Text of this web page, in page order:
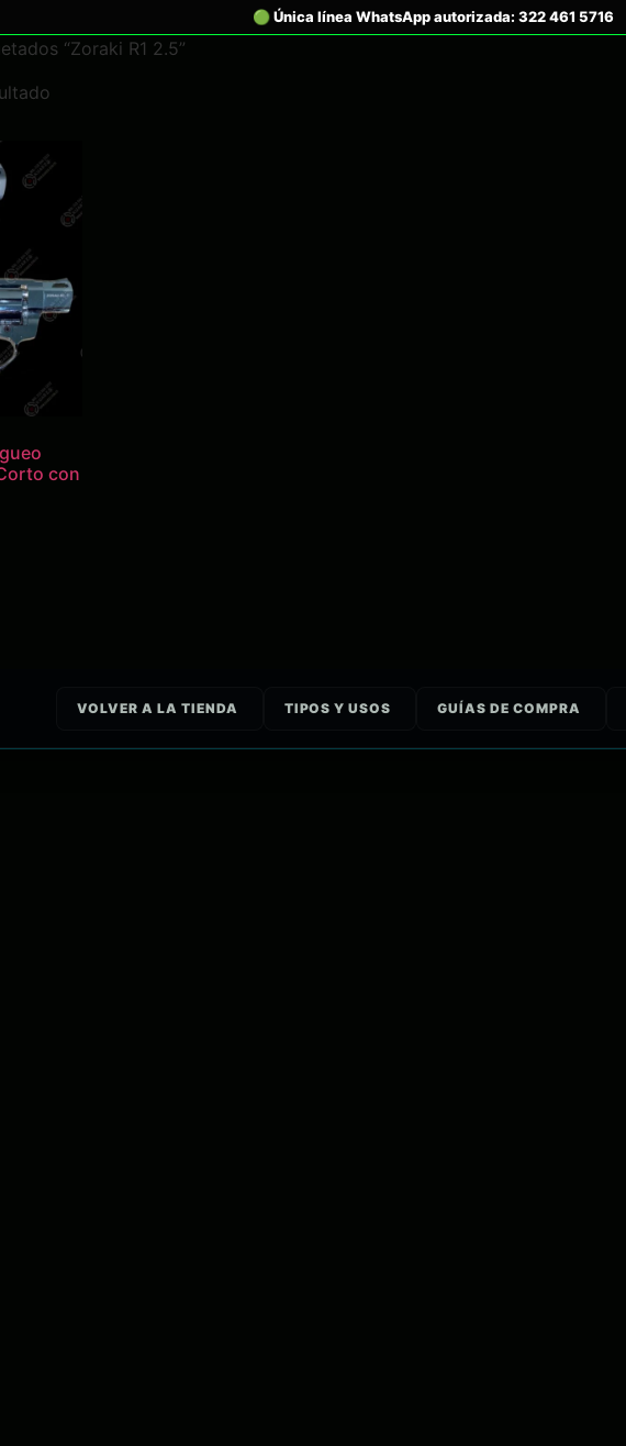
“Zoraki R1 2.5”
con
VOLVER A LA TIENDA TIPOS Y USOS GUÍAS DE COMPRA